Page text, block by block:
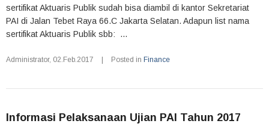
sertifikat Aktuaris Publik sudah bisa diambil di kantor Sekretariat
PAI di Jalan Tebet Raya 66.C Jakarta Selatan. Adapun list nama
sertifikat Aktuaris Publik sbb: ...
Administrator, 02.Feb.2017 Posted in Finance
Informasi Pelaksanaan Ujian PAI Tahun 2017